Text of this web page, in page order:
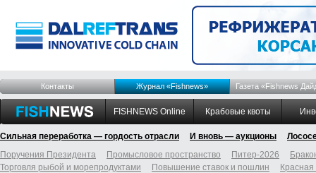
Контакты Журнал «Fishnews» Газета «Fishnews
FISHNEWS Online Крабовые квоты
Сильная переработка — гордость отрасли И вновь — аукционы
Поручения Президента
Промысловое пространство Питер-2026
Торговля рыбой и морепродуктами
Повышение ставок и пошлин